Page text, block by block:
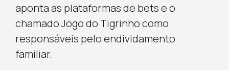
aponta as plataformas de bets e o
chamado Jogo do Tigrinho como
responsáveis pelo endividamento
familiar.